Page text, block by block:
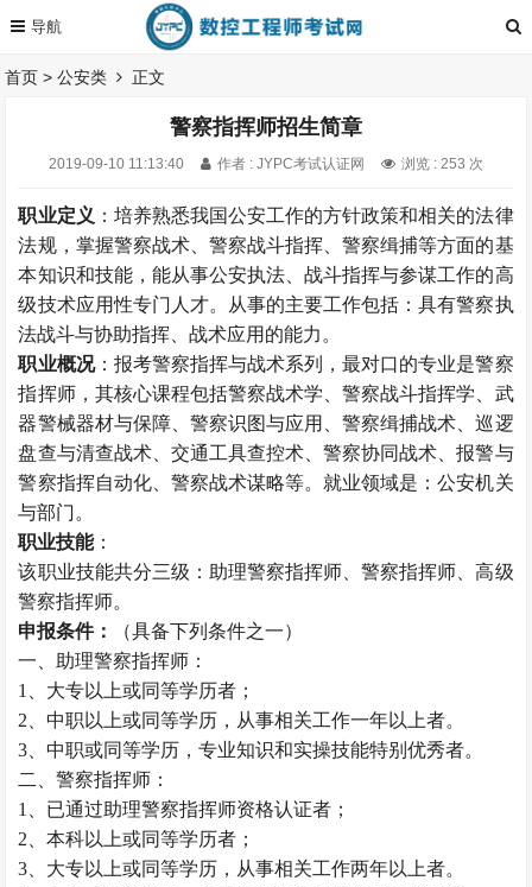
首页 >公安类 正文
警察指挥师招生简章
2019-09-10 11:13:40 作者 : JYPC考试认证网 浏览 : 253 次
职业定义 ：培养熟悉我国公安工作的方针政策和相关的法律
法规，掌握警察战术、警察战斗指挥、警察缉捕等方面的基
本知识和技能，能从事公安执法、战斗指挥与参谋工作的高
级技术应用性专门人才。从事的主要工作包括：具有警察执
法战斗与协助指挥、战术应用的能力。
职业概况：报考警察指挥与战术系列，最对口的专业是警察
指挥师，其核心课程包括警察战术学、警察战斗指挥学、武
器警械器材与保障、警察识图与应用、警察缉捕战术、巡逻
盘查与清查战术、交通工具查控术、警察协同战术、报警与
警察指挥自动化、警察战术谋略等。就业领域是：公安机关
与部门。
职业技能：
该职业技能共分三级：助理警察指挥师、警察指挥师、高级
警察指挥师。
申报条件：
（具备下列条件之一）
一、助理警察指挥师：
1、大专以上或同等学历者；
2、中职以上或同等学历，从事相关工作一年以上者。
3、中职或同等学历，专业知识和实操技能特别优秀者。
二、警察指挥师：
1、已通过助理警察指挥师资格认证者；
2、本科以上或同等学历者；
3、大专以上或同等学历，从事相关工作两年以上者。